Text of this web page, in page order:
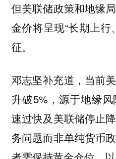
但美联储政策和地缘
金价将呈现“长期上
征。
邓志坚补充道，当前
升破5%，源于地缘
速过快及美联储停止
务问题而非单纯货币